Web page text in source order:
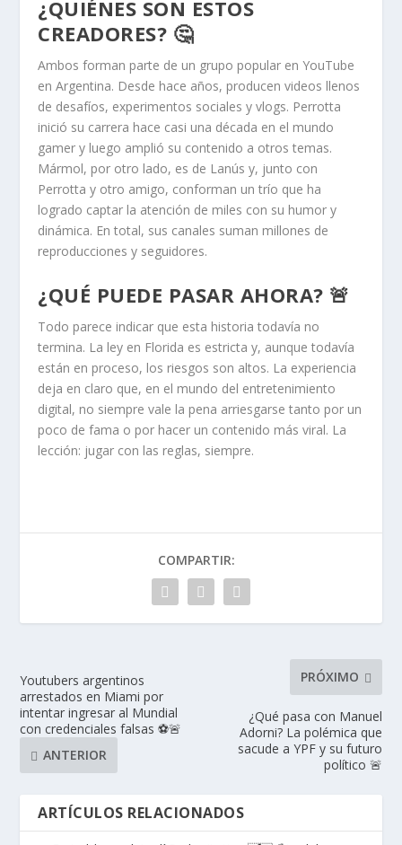
¿QUIÉNES SON ESTOS
CREADORES? 🤔
Ambos forman parte de un grupo popular en YouTube
en Argentina. Desde hace años, producen videos llenos
de desafíos, experimentos sociales y vlogs. Perrotta
inició su carrera hace casi una década en el mundo
gamer y luego amplió su contenido a otros temas.
Mármol, por otro lado, es de Lanús y, junto con
Perrotta y otro amigo, conforman un trío que ha
logrado captar la atención de miles con su humor y
dinámica. En total, sus canales suman millones de
reproducciones y seguidores.
¿QUÉ PUEDE PASAR AHORA? 🚨
Todo parece indicar que esta historia todavía no
termina. La ley en Florida es estricta y, aunque todavía
están en proceso, los riesgos son altos. La experiencia
deja en claro que, en el mundo del entretenimiento
digital, no siempre vale la pena arriesgarse tanto por un
poco de fama o por hacer un contenido más viral. La
lección: jugar con las reglas, siempre.
COMPARTIR:
Youtubers argentinos
arrestados en Miami por
intentar ingresar al Mundial
con credenciales falsas ⚽🚨
ANTERIOR
PRÓXIMO
¿Qué pasa con Manuel
Adorni? La polémica que
sacude a YPF y su futuro
político 🚨
ARTÍCULOS RELACIONADOS